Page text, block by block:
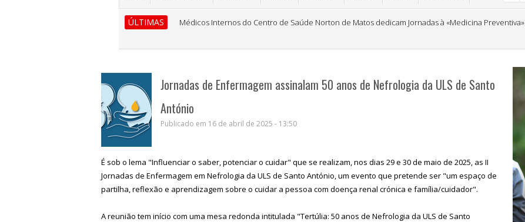
ÚLTIMAS Médicos Internos do Centro de Saúde Norton de Matos dedicam Jornadas à «Medicina Preventiva»
Jornadas de Enfermagem assinalam 50 anos de Nefrologia da ULS de Santo
António
Publicado em 16 de abril de 2025 - 13:50
É sob o lema "Influenciar o saber, potenciar o cuidar" que se realizam, nos dias 29 e 30 de maio de 2025, as II
Jornadas de Enfermagem em Nefrologia da ULS de Santo António, um evento que pretende ser "um espaço de
partilha, reflexão e aprendizagem sobre o cuidar a pessoa com doença renal crónica e família/cuidador".
A reunião tem início com uma mesa redonda intitulada "Tertúlia: 50 anos de Nefrologia da ULS de Santo